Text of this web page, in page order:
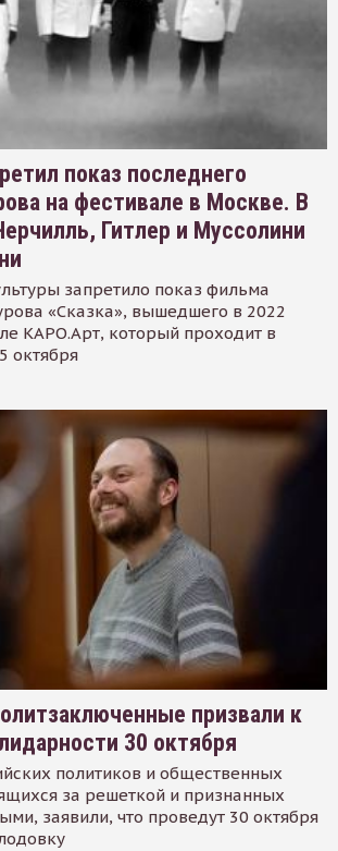
показ последнего
на фестивале в Москве. В
Гитлер и Муссолини
запретило показ фильма
«Сказка», вышедшего в 2022
КАРО.Арт, который проходит в
октября
призвали к
30 октября
политиков и общественных
за решеткой и признанных
заявили, что проведут 30 октября